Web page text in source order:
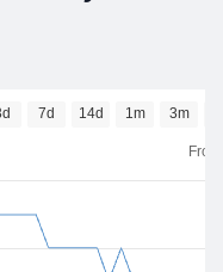
7d 14d 1m 3m
From